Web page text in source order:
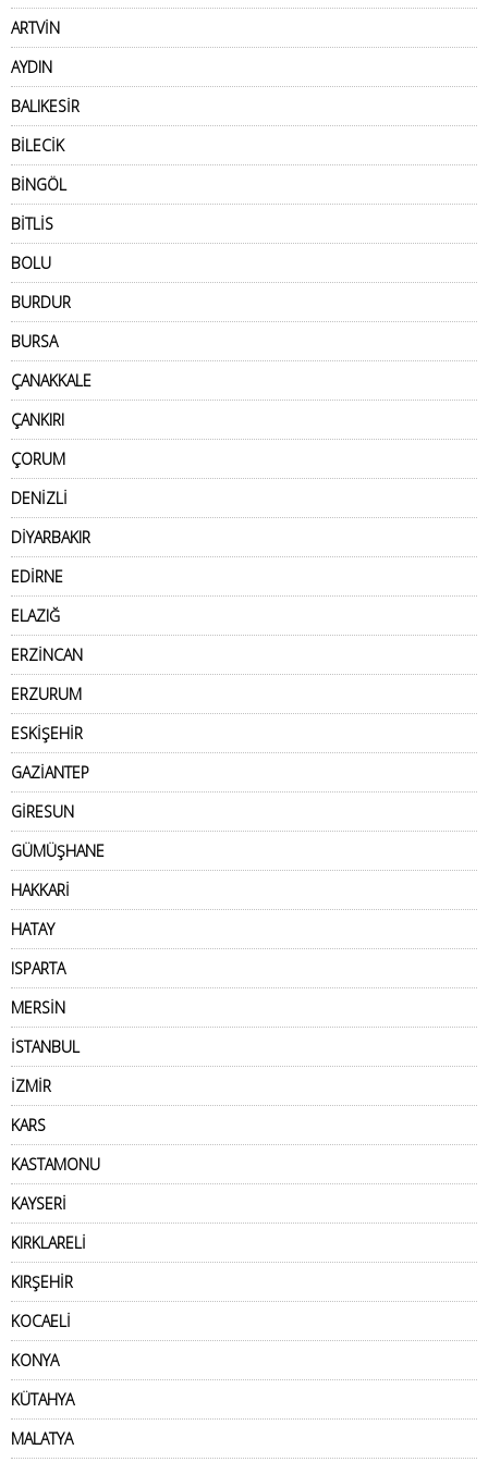
ARTVİN
AYDIN
BALIKESİR
BİLECİK
BİNGÖL
BİTLİS
BOLU
BURDUR
BURSA
ÇANAKKALE
ÇANKIRI
ÇORUM
DENİZLİ
DİYARBAKIR
EDİRNE
ELAZIĞ
ERZİNCAN
ERZURUM
ESKİŞEHİR
GAZİANTEP
GİRESUN
GÜMÜŞHANE
HAKKARİ
HATAY
ISPARTA
MERSİN
İSTANBUL
İZMİR
KARS
KASTAMONU
KAYSERİ
KIRKLARELİ
KIRŞEHİR
KOCAELİ
KONYA
KÜTAHYA
MALATYA